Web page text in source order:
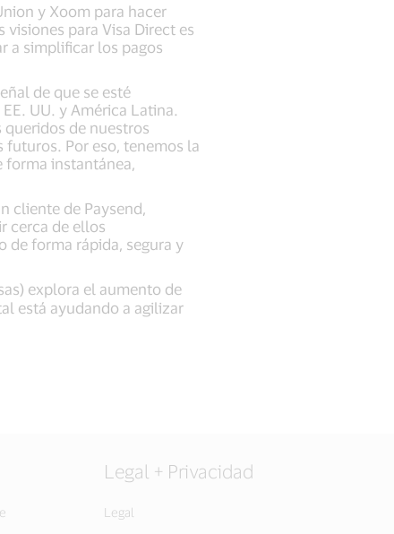
y Xoom para hacer
para Visa Direct es
a simplificar los pagos
de que se esté
UU. y América Latina.
queridos de nuestros
futuros. Por eso, tenemos la
instantánea,
cliente de Paysend,
cerca de ellos
de forma rápida, segura y
explora el aumento de
está ayudando a agilizar
Legal + Privacidad
Legal